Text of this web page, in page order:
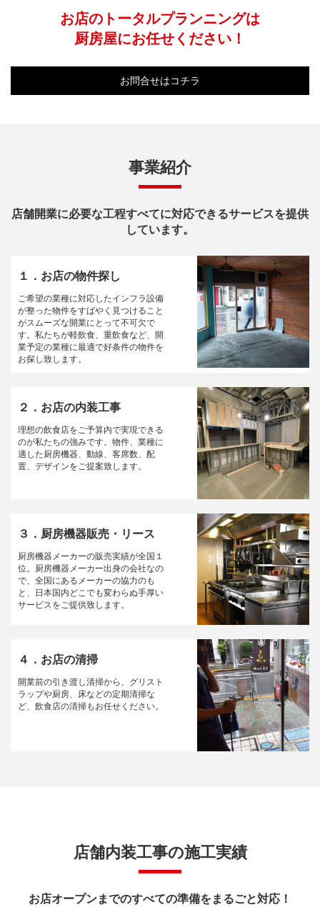
お店のトータルプランニングは
厨房屋にお任せください！
お問合せはコチラ
事業紹介
店舗開業に必要な工程すべてに対応できるサービスを提供
しています。
１．お店の物件探し
ご希望の業種に対応したインフラ設備
が整った物件をすばやく見つけること
がスムーズな開業にとって不可欠で
す。私たちが軽飲食、重飲食など、開
業予定の業種に最適で好条件の物件を
お探し致します。
２．お店の内装工事
理想の飲食店をご予算内で実現できる
のが私たちの強みです。物件、業種に
適した厨房機器、動線、客席数、配
置、デザインをご提案致します。
３．厨房機器販売・リース
厨房機器メーカーの販売実績が全国１
位。厨房機器メーカー出身の会社なの
で、全国にあるメーカーの協力のも
と、日本国内どこでも変わらぬ手厚い
サービスをご提供致します。
４．お店の清掃
開業前の引き渡し清掃から、グリスト
ラップや厨房、床などの定期清掃な
ど、飲食店の清掃もお任せください。
店舗内装工事の施工実績
お店オープンまでのすべての準備をまるごと対応！